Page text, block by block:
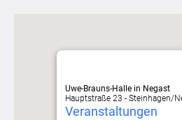
Uwe-Brauns-Halle in Negast
Hauptstraße 23 - Steinhagen/
Veranstaltungen